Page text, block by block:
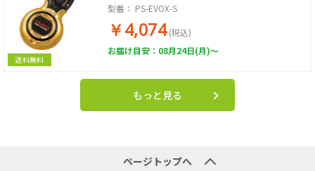
送料無料
型番： PS-EVOX-S
￥4,074 (税込)
お届け目安：08月24日(月)～
もっと見る
ページトップへ